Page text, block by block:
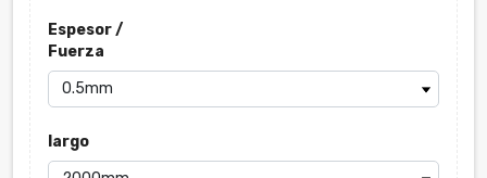
Espesor /
Fuerza
largo